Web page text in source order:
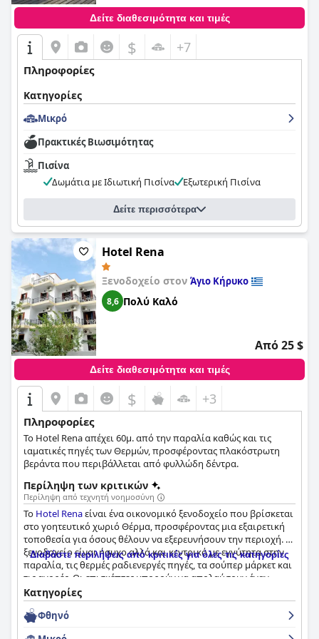
Δείτε διαθεσιμότητα και τιμές
$ +7
Πληροφορίες
Κατηγορίες
Μικρό
Πρακτικές Bιωσιμότητας
Πισίνα
Δωμάτια με Ιδιωτική Πισίνα
Εξωτερική Πισίνα
Δείτε περισσότερα
Hotel Rena
Ξενοδοχείο στον Άγιο Κήρυκο
8,6 Πολύ Καλό
Από 25 $
Δείτε διαθεσιμότητα και τιμές
$ +3
Πληροφορίες
Το Hotel Rena απέχει 60μ. από την παραλία καθώς και τις
ιαματικές πηγές των Θερμών, προσφέροντας πλακόστρωτη
βεράντα που περιβάλλεται από φυλλώδη δέντρα.
Περίληψη των κριτικών
Περίληψη από τεχνητή νοημοσύνη
Το Hotel Renaείναι ένα οικονομικό ξενοδοχείο που βρίσκεται
στο γοητευτικό χωριό Θέρμα, προσφέροντας μια εξαιρετική
τοποθεσία για όσους θέλουν να εξερευνήσουν την περιοχή. Το
ξενοδοχείο είναι ήσυχο αλλά και κεντρικό με εγγύτητα στην
παραλία, τις θερμές ραδιενεργές πηγές, τα σούπερ μάρκετ και
τις αγορές. Οι επισκέπτες μπορούν να απολαύσουν έναν
χαλαρωτικό περίπατο κατά μήκος της ωραίας ήσυχης
παραλίας, η οποία απέχει λίγα μέτρα από το ξενοδοχείο. Το
ξενοδοχείο προσφέρει όμορφα καθαρά και ευρύχωρα
Διαβάστε περιλήψεις από κριτικές για όλες τις κατηγορίες
Κατηγορίες
Φθηνό